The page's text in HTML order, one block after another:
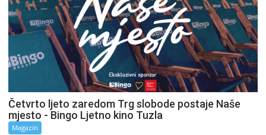
Četvrto ljeto zaredom Trg slobode postaje Naše
mjesto - Bingo Ljetno kino Tuzla
Magazin